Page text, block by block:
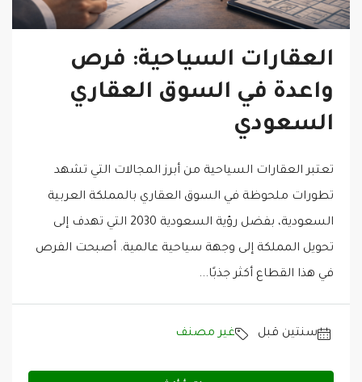
العقارات السياحية: فرص
واعدة في السوق العقاري
السعودي
تعتبر العقارات السياحية من أبرز المجالات التي تشهد
تطورات ملحوظة في السوق العقاري بالمملكة العربية
السعودية، بفضل رؤية السعودية 2030 التي تهدف إلى
تحويل المملكة إلى وجهة سياحية عالمية. أصبحت الفرص
في هذا القطاع أكثر جذبًا...
‏سنتين قبل غير مصنف